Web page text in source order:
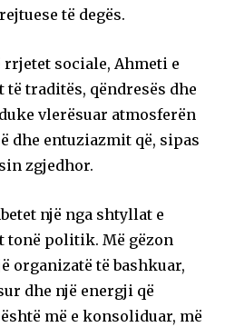
të degës.
sociale, Ahmeti e
traditës, qëndresës dhe
vlerësuar atmosferën
dhe entuziazmit që, sipas
zgjedhor.
një nga shtyllat e
politik. Më gëzon
organizatë të bashkuar,
dhe një energji që
më e konsoliduar, më